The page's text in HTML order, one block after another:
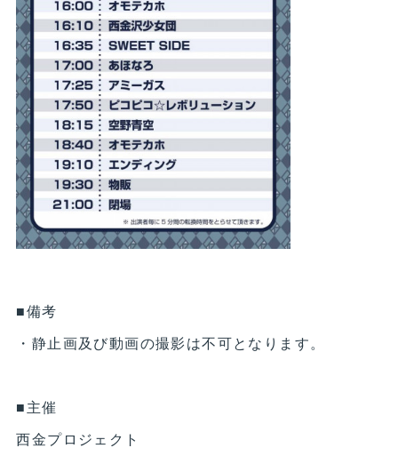
■備考
・静止画及び動画の撮影は不可となります。
■主催
西金プロジェクト